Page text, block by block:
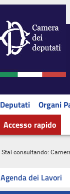
Deputati Organi
Accesso rapido
Stai consultando:
Agenda dei Lavori